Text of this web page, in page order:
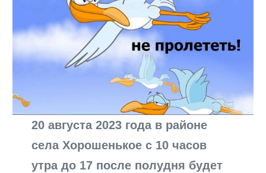
20 августа 2023 года в районе
села Хорошенькое с 10 часов
утра до 17 после полудня будет